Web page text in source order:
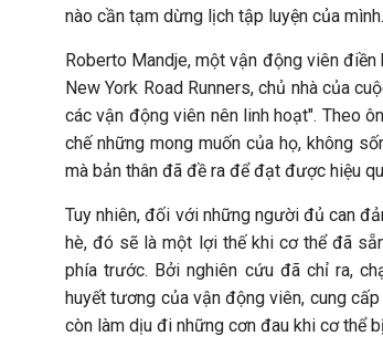
nào cần tạm dừng lịch tập luyện của mình.
Roberto Mandje, một vận động viên
New York Road Runners, chủ nhà của
các vận động viên nên linh hoạt". Theo
chế những mong muốn của họ, không
mà bản thân đã đề ra để đạt được hiệu
Tuy nhiên, đối với những người đủ can
hè, đó sẽ là một lợi thế khi cơ thể đã
phía trước. Bởi nghiên cứu đã chỉ ra,
huyết tương của vận động viên, cung
còn làm dịu đi những cơn đau khi cơ thể